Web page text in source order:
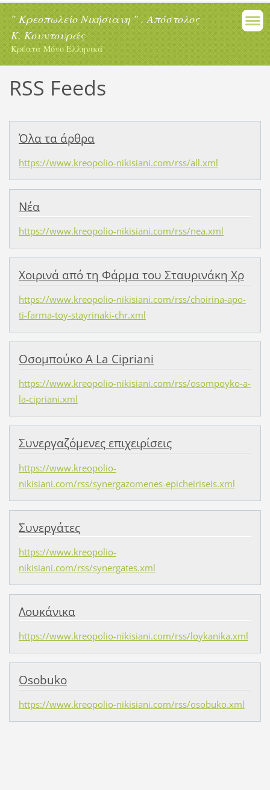
" Κρεοπωλείο Νικήσιανη " . Απόστολος
Κ. Κουντουράς
Κρέατα Μόνο Ελληνικά
RSS Feeds
Όλα τα άρθρα
https://www.kreopolio-nikisiani.com/rss/all.xml
Νέα
https://www.kreopolio-nikisiani.com/rss/nea.xml
Χοιρινά από τη Φάρμα του Σταυρινάκη Χρ
https://www.kreopolio-nikisiani.com/rss/choirina-apo-
ti-farma-toy-stayrinaki-chr.xml
Οσομπούκο A La Cipriani
https://www.kreopolio-nikisiani.com/rss/osompoyko-a-
la-cipriani.xml
Συνεργαζόμενες επιχειρίσεις
https://www.kreopolio-
nikisiani.com/rss/synergazomenes-epicheiriseis.xml
Συνεργάτες
https://www.kreopolio-
nikisiani.com/rss/synergates.xml
Λουκάνικα
https://www.kreopolio-nikisiani.com/rss/loykanika.xml
Osobuko
https://www.kreopolio-nikisiani.com/rss/osobuko.xml